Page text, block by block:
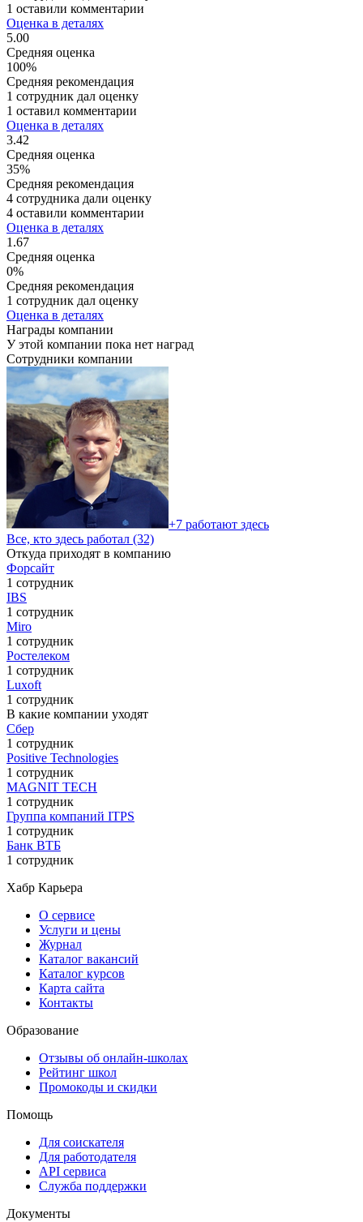
1 оставили комментарии
Оценка в деталях
5.00
Средняя оценка
100%
Средняя рекомендация
1 сотрудник дал оценку
1 оставил комментарии
Оценка в деталях
3.42
Средняя оценка
35%
Средняя рекомендация
4 сотрудника дали оценку
4 оставили комментарии
Оценка в деталях
1.67
Средняя оценка
0%
Средняя рекомендация
1 сотрудник дал оценку
Оценка в деталях
Награды компании
У этой компании пока нет наград
Сотрудники компании
+7 работают здесь
Все, кто здесь работал (32)
Откуда приходят в компанию
Форсайт
1 сотрудник
IBS
1 сотрудник
Miro
1 сотрудник
Ростелеком
1 сотрудник
Luxoft
1 сотрудник
В какие компании уходят
Сбер
1 сотрудник
Positive Technologies
1 сотрудник
MAGNIT TECH
1 сотрудник
Группа компаний ITPS
1 сотрудник
Банк ВТБ
1 сотрудник
Хабр Карьера
О сервисе
Услуги и цены
Журнал
Каталог вакансий
Каталог курсов
Карта сайта
Контакты
Образование
Отзывы об онлайн-школах
Рейтинг школ
Промокоды и скидки
Помощь
Для соискателя
Для работодателя
API сервиса
Служба поддержки
Документы